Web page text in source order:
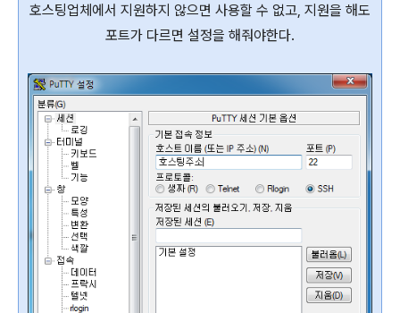
호스팅업체에서 지원하지 않으면 사용할 수 없고, 지원을 해도
포트가 다르면 설정을 해줘야한다.